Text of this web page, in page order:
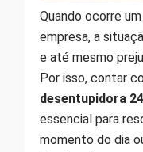
Quando ocorre
empresa, a
e até mesmo
Por isso, contar
desentupidora
essencial para
momento do dia